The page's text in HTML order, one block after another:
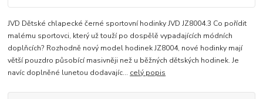
JVD Dětské chlapecké černé sportovní hodinky JVD JZ8004.3 Co pořídit
malému sportovci, který už touží po dospělě vypadajících módních
doplňcích? Rozhodně nový model hodinek JZ8004, nové hodinky mají
větší pouzdro působící masivněji než u běžných dětských hodinek. Je
navíc doplněné lunetou dodavajíc... celý popis